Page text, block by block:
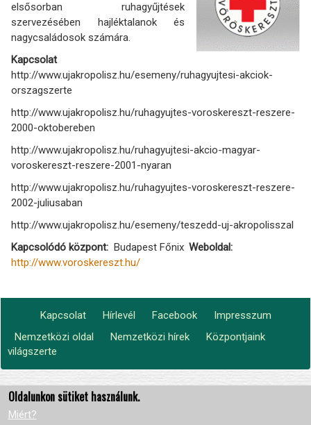
elsősorban ruhagyűjtések
szervezésében hajléktalanok és
nagycsaládosok számára.
Kapcsolat
http://www.ujakropolisz.hu/esemeny/ruhagyujtesi-akciok-
orszagszerte
http://www.ujakropolisz.hu/ruhagyujtes-voroskereszt-reszere-
2000-oktobereben
http://www.ujakropolisz.hu/ruhagyujtesi-akcio-magyar-
voroskereszt-reszere-2001-nyaran
http://www.ujakropolisz.hu/ruhagyujtes-voroskereszt-reszere-
2002-juliusaban
http://www.ujakropolisz.hu/esemeny/teszedd-uj-akropolisszal
Kapcsolódó központ
Budapest Főnix Weboldal
http://www.voroskereszt.hu/
Footer
menu
Kapcsolat Hírlevél Facebook Impresszum
Lábléc2
Nemzetközi oldal Nemzetközi hírek
Központjaink
világszerte
Oldalunkon sütiket használunk.
Miért?